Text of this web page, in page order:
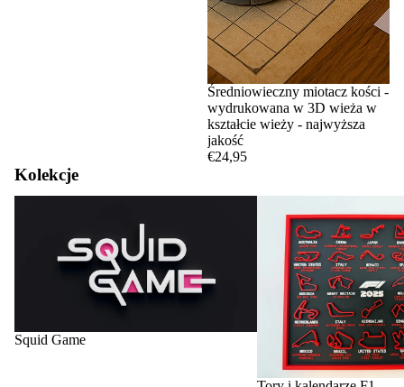
Średniowieczny miotacz kości -
wydrukowana w 3D wieża w
kształcie wieży - najwyższa
jakość
€24,95
Kolekcje
Squid Game